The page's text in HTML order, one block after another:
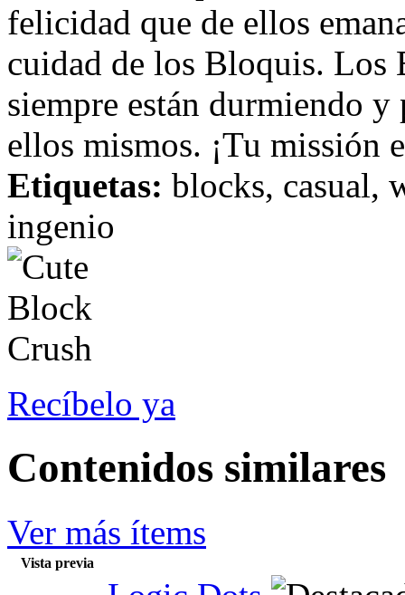
felicidad que de ellos
cuidad de los Bloquis. Los
siempre están durmiendo
ellos mismos. ¡Tu missión
Etiquetas: blocks, casual,
ingenio
Recíbelo ya
Contenidos similares
Ver más ítems
Vista previa